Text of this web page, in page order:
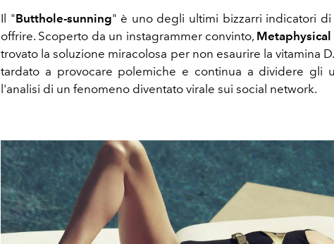
Il "Butthole-sunning" è uno degli ultimi bizzarri indicatori
offrire. Scoperto da un instagrammer convinto,
trovato la soluzione miracolosa per non esaurire la vitamina
tardato a provocare polemiche e continua a dividere gli
l'analisi di un fenomeno diventato virale sui social network.